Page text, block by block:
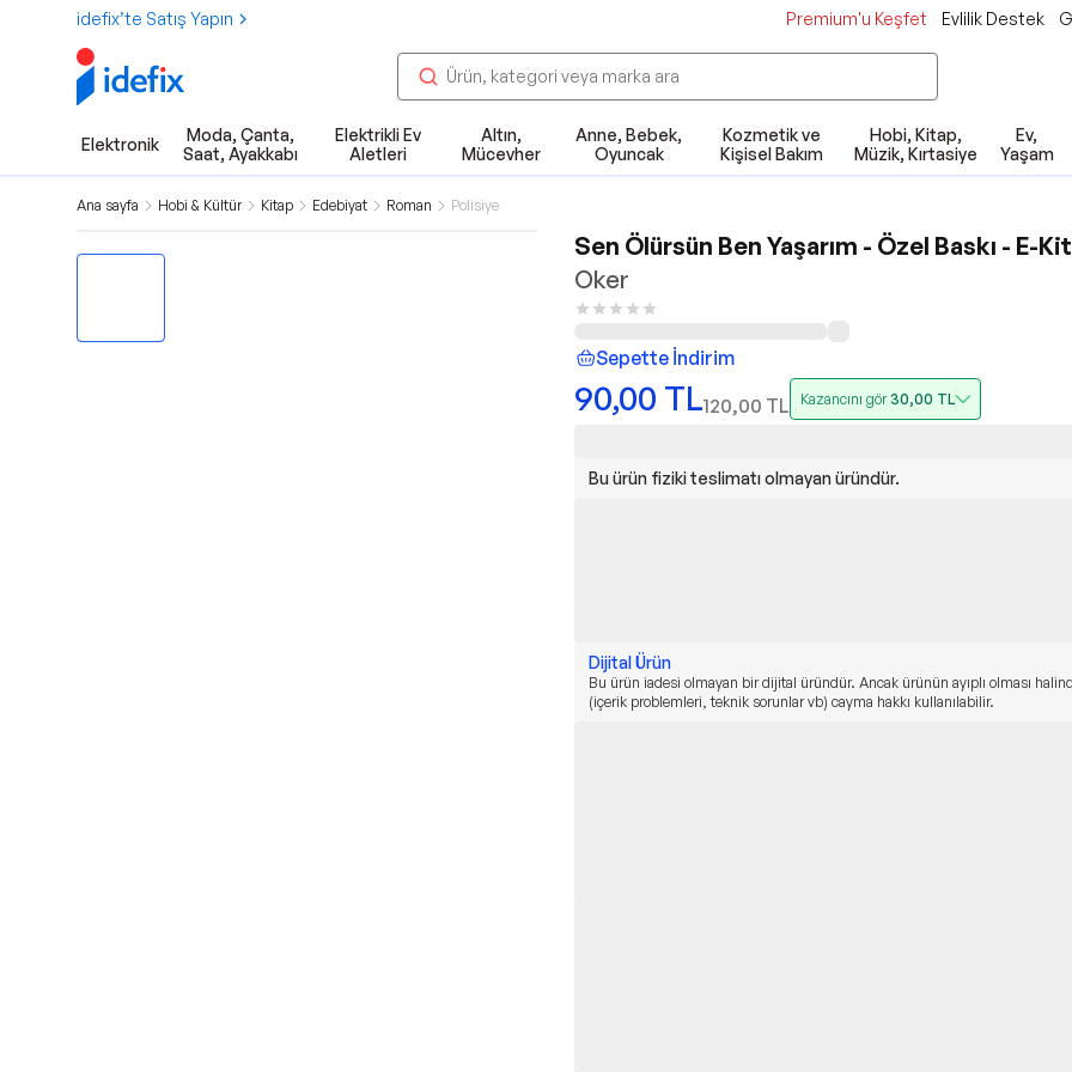
idefix’te Satış Yapın Premium'u Keşfet Evlilik Destek
Elektronik
Moda, Çanta,
Saat, Ayakkabı
Elektrikli Ev
Aletleri
Altın,
Mücevher
Anne, Bebek,
Oyuncak
Kozmetik ve
Kişisel Bakım
Hobi, Kitap,
Müzik, Kırtasiye
Ev,
Yaşam
Ana sayfa Hobi & Kültür Kitap Edebiyat Roman Polisiye
Sen Ölürsün Ben Yaşarım - Özel Baskı - E-
Oker
Sepette İndirim
90,00 TL120,00 TL Kazancını gör30,00 TL
Bu ürün fiziki teslimatı olmayan üründür.
Dijital Ürün
Bu ürün iadesi olmayan bir dijital üründür. Ancak ürünün ayıplı olması
(içerik problemleri, teknik sorunlar vb) cayma hakkı kullanılabilir.